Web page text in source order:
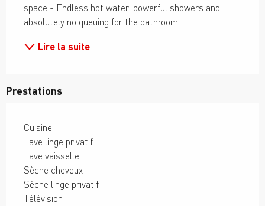
space - Endless hot water, powerful showers and
absolutely no queuing for the bathroom...
Lire la suite
Prestations
Cuisine
Lave linge privatif
Lave vaisselle
Sèche cheveux
Sèche linge privatif
Télévision